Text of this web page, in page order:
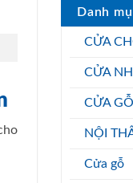
Danh
CỬA
CỬA
CỬA GỖ
NỘI
Cửa gỗ